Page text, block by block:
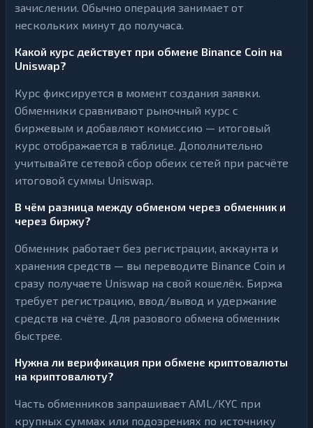
зачислении. Обычно операция занимает от
нескольких минут до получаса.
Какой курс действует при обмене Binance Coin на
Uniswap?
Курс фиксируется в момент создания заявки.
Обменники сравнивают рыночный курс с
биржевым и добавляют комиссию — итоговый
курс отображается в таблице. Дополнительно
учитывайте сетевой сбор обеих сетей при расчёте
итоговой суммы Uniswap.
В чём разница между обменом через обменник и
через биржу?
Обменник работает без регистрации, аккаунта и
хранения средств — вы переводите Binance Coin и
сразу получаете Uniswap на свой кошелёк. Биржа
требует регистрацию, ввод/вывод и удержание
средств на счёте. Для разового обмена обменник
быстрее.
Нужна ли верификация при обмене криптовалюты
на криптовалюту?
Часть обменников запрашивает AML/KYC при
крупных суммах или подозрениях по источнику